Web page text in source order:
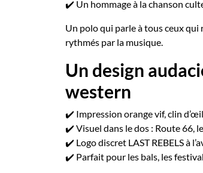
✔️ Un hommage à la chanson
Un polo qui parle à tous ceux qui
rythmés par la musique.
Un design
western
✔️ Impression orange vif, clin
✔️ Visuel dans le dos : Route 66,
✔️ Logo discret LAST REBELS à
✔️ Parfait pour les bals, les